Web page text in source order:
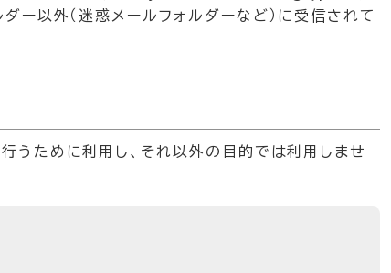
ー以外（迷惑メールフォルダーなど）に受信されて
うために利用し、それ以外の目的では利用しませ